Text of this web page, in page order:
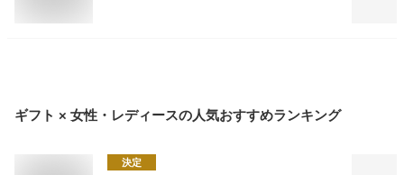
ギフト × 女性・レディースの人気おすすめランキング
決定